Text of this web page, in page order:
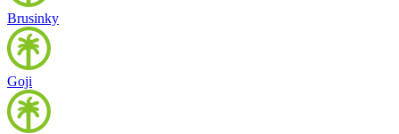
Brusinky
Goji